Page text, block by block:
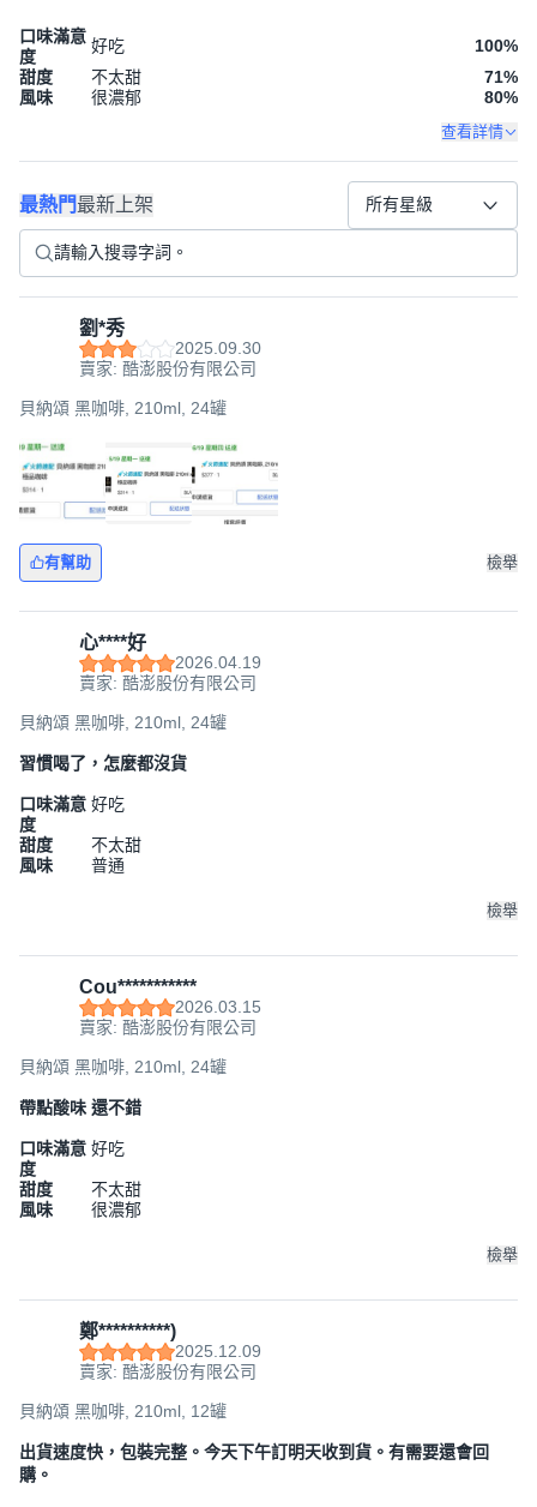
口味滿意
度
好吃 100%
甜度
不太甜 71%
風味
很濃郁 80%
查看詳情
最熱門最新上架 所有星級
劉*秀
2025.09.30
賣家: 酷澎股份有限公司
貝納頌 黑咖啡, 210ml, 24罐
有幫助 檢舉
心****好
2026.04.19
賣家: 酷澎股份有限公司
貝納頌 黑咖啡, 210ml, 24罐
習慣喝了，怎麼都沒貨
口味滿意
度
好吃
甜度
不太甜
風味
普通
檢舉
Cou***********
2026.03.15
賣家: 酷澎股份有限公司
貝納頌 黑咖啡, 210ml, 24罐
帶點酸味 還不錯
口味滿意
度
好吃
甜度
不太甜
風味
很濃郁
檢舉
鄭**********)
2025.12.09
賣家: 酷澎股份有限公司
貝納頌 黑咖啡, 210ml, 12罐
出貨速度快，包裝完整。今天下午訂明天收到貨。有需要還會回
購。